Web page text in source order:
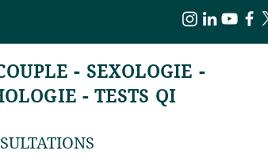
- SEXOLOGIE -
- TESTS QI